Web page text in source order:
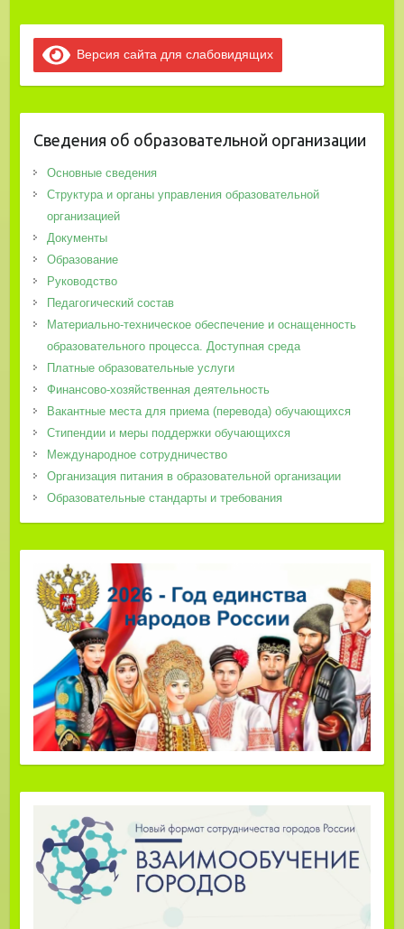
Версия сайта для слабовидящих
Сведения об образовательной организации
Основные сведения
Структура и органы управления образовательной
организацией
Документы
Образование
Руководство
Педагогический состав
Материально-техническое обеспечение и оснащенность
образовательного процесса. Доступная среда
Платные образовательные услуги
Финансово-хозяйственная деятельность
Вакантные места для приема (перевода) обучающихся
Стипендии и меры поддержки обучающихся
Международное сотрудничество
Организация питания в образовательной организации
Образовательные стандарты и требования